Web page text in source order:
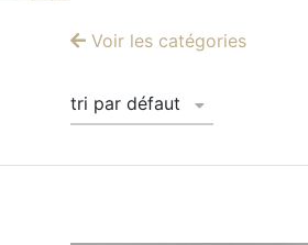
Voir les catégories
tri par défaut